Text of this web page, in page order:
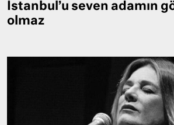
İstanbul’u seven adamın
olmaz